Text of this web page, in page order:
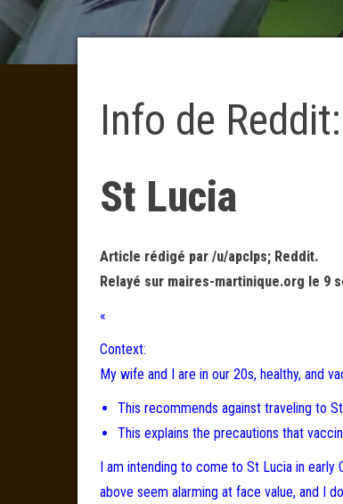
Info de Reddit:
St Lucia
Article rédigé par /u/apclps; Reddit.
Relayé sur maires-martinique.org le 9
«
Context:
My wife and I are in our 20s, healthy, and
This recommends against traveling to
This explains the precautions that
I am intending to come to St Lucia in
above seem alarming at face value, and I